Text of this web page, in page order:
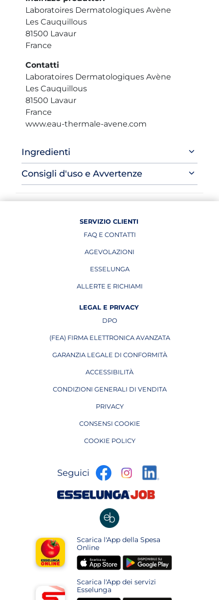
Laboratoires Dermatologiques Avène
Les Cauquillous
81500 Lavaur
France
Contatti
Laboratoires Dermatologiques Avène
Les Cauquillous
81500 Lavaur
France
www.eau-thermale-avene.com
Ingredienti
Consigli d'uso e Avvertenze
SERVIZIO CLIENTI
FAQ E CONTATTI
AGEVOLAZIONI
ESSELUNGA
APRE IN UNA NUOVA PAGINA
ALLERTE E RICHIAMI
APRE IN UNA NUOVA PAGINA
LEGAL E PRIVACY
DPO
APRE IN UNA NUOVA PAGINA
(FEA) FIRMA ELETTRONICA AVANZATA
APRE IN UNA NUOVA PAGINA
GARANZIA LEGALE DI CONFORMITÀ
ACCESSIBILITÀ
CONDIZIONI GENERALI DI VENDITA
PRIVACY
CONSENSI COOKIE
COOKIE POLICY
Seguici
apre
una
pagina
apre
una
in
pagina
in
una
nuova
pagina
Scarica l'App della Spesa
Online
apre
in
una
nuova
apre
in
una
nuova
Scarica l'App dei servizi
Esselunga